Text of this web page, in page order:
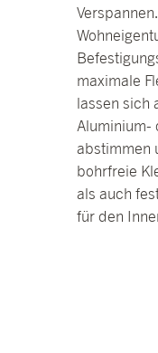
Verspannen.
maximale
lassen sich
Aluminium-
abstimmen
bohrfreie
als auch
für den